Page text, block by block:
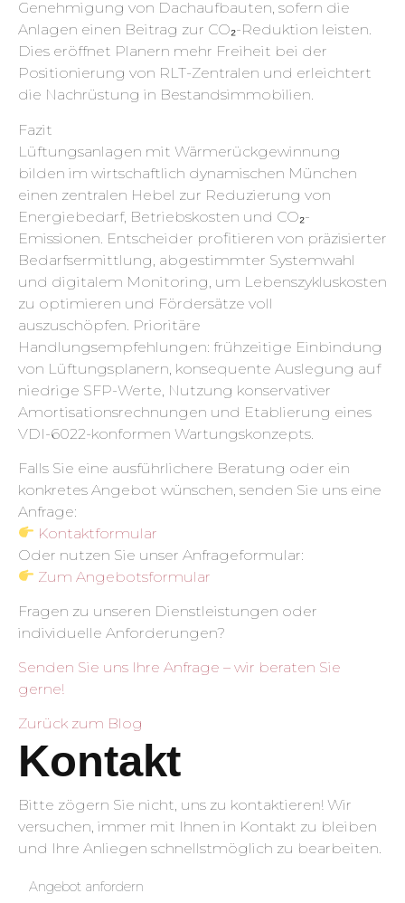
Genehmigung von Dachaufbauten, sofern die
Anlagen einen Beitrag zur CO₂-Reduktion leisten.
Dies eröffnet Planern mehr Freiheit bei der
Positionierung von RLT-Zentralen und erleichtert
die Nachrüstung in Bestandsimmobilien.
Fazit
Lüftungsanlagen mit Wärmerückgewinnung
bilden im wirtschaftlich dynamischen München
einen zentralen Hebel zur Reduzierung von
Energiebedarf, Betriebskosten und CO₂-
Emissionen. Entscheider profitieren von präzisierter
Bedarfsermittlung, abgestimmter Systemwahl
und digitalem Monitoring, um Lebenszykluskosten
zu optimieren und Fördersätze voll
auszuschöpfen. Prioritäre
Handlungsempfehlungen: frühzeitige Einbindung
von Lüftungsplanern, konsequente Auslegung auf
niedrige SFP-Werte, Nutzung konservativer
Amortisationsrechnungen und Etablierung eines
VDI-6022-konformen Wartungskonzepts.
Falls Sie eine ausführlichere Beratung oder ein
konkretes Angebot wünschen, senden Sie uns eine
Anfrage:
Kontaktformular
Oder nutzen Sie unser Anfrageformular:
Zum Angebotsformular
Fragen zu unseren Dienstleistungen oder
individuelle Anforderungen?
Senden Sie uns Ihre Anfrage – wir beraten Sie
gerne!
Zurück zum Blog
Kontakt
Bitte zögern Sie nicht, uns zu kontaktieren! Wir
versuchen, immer mit Ihnen in Kontakt zu bleiben
und Ihre Anliegen schnellstmöglich zu bearbeiten.
Angebot anfordern